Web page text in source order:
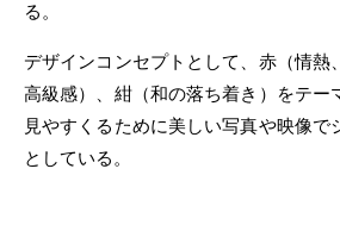
る。
デザインコンセプトとして、赤（情熱
高級感）、紺（和の落ち着き）をテー
見やすくるために美しい写真や映像で
としている。